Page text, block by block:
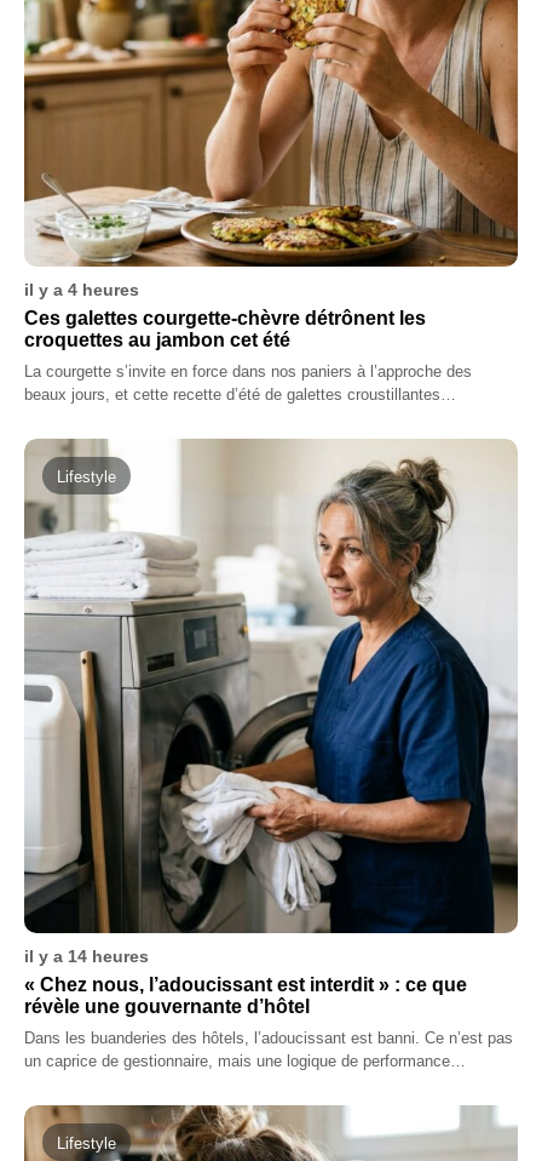
il y a 4 heures
Ces galettes courgette-chèvre détrônent les
croquettes au jambon cet été
La courgette s’invite en force dans nos paniers à l’approche des
beaux jours, et cette recette d’été de galettes croustillantes…
Lifestyle
il y a 14 heures
« Chez nous, l’adoucissant est interdit » : ce que
révèle une gouvernante d’hôtel
Dans les buanderies des hôtels, l’adoucissant est banni. Ce n’est pas
un caprice de gestionnaire, mais une logique de performance…
Lifestyle